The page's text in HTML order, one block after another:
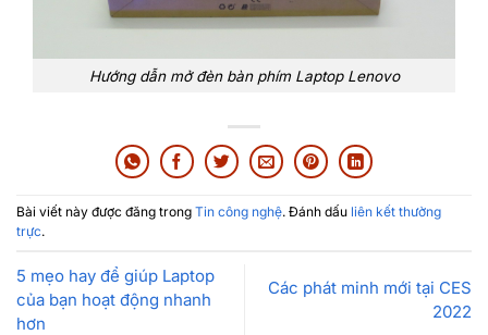
Hướng dẫn mở đèn bàn phím Laptop Lenovo
Bài viết này được đăng trong Tin công nghệ. Đánh dấu liên kết thường
trực.
5 mẹo hay để giúp Laptop
của bạn hoạt động nhanh
hơn
Các phát minh mới tại CES
2022